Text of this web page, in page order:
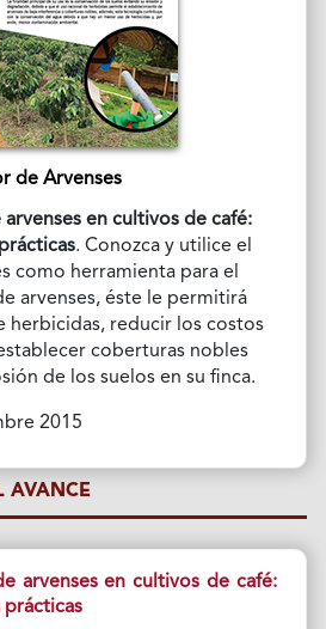
de Arvenses
en cultivos de café:
. Conozca y utilice el
como herramienta para el
arvenses, éste le permitirá
herbicidas, reducir los costos
coberturas nobles
de los suelos en su finca.
2015
AVANCE
arvenses en cultivos de café:
prácticas